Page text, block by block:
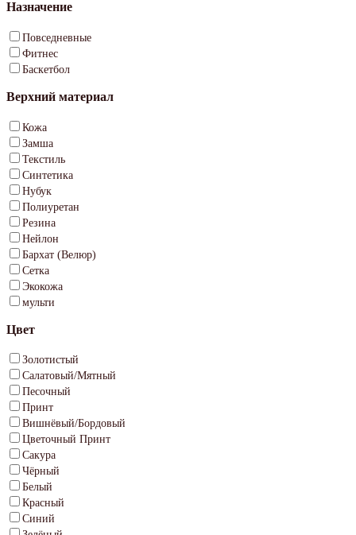
Назначение
Повседневные
Фитнес
Баскетбол
Верхний материал
Кожа
Замша
Текстиль
Синтетика
Нубук
Полиуретан
Резина
Нейлон
Бархат (Велюр)
Сетка
Экокожа
мульти
Цвет
Золотистый
Салатовый/Мятный
Песочный
Принт
Вишнёвый/Бордовый
Цветочный Принт
Сакура
Чёрный
Белый
Красный
Синий